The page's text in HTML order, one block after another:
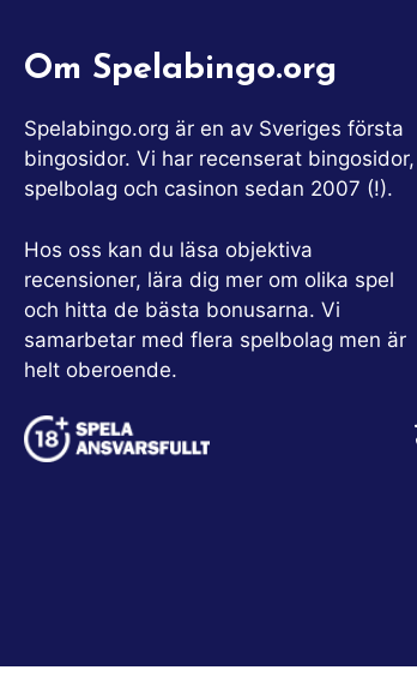
Om Spelabingo.org
Spelabingo.org är en av Sveriges första
bingosidor. Vi har recenserat bingosidor,
spelbolag och casinon sedan 2007 (!).
Hos oss kan du läsa objektiva
recensioner, lära dig mer om olika spel
och hitta de bästa bonusarna. Vi
samarbetar med flera spelbolag men är
helt oberoende.